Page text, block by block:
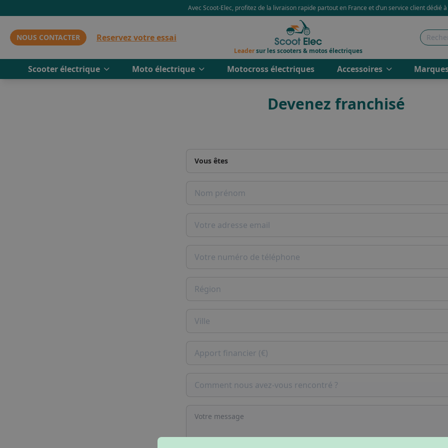
Avec Scoot-Elec, profitez de la livraison rapide partout en France et d’un service client dédié
NOUS CONTACTER Reservez votre essai
Leadersur les scooters & motos électriques
Scooter électrique Moto électrique Motocross électriques Accessoires
Devenez franchisé